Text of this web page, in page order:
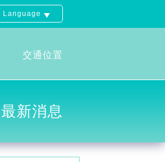
Language
交通位置
最新消息